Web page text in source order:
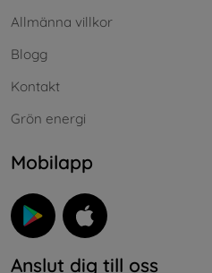
Allmänna villkor
Blogg
Kontakt
Grön energi
Mobilapp
Anslut dig till oss